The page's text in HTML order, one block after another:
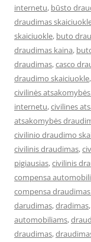
internetu, būsto
draudimas
skaiciuokle, buto
draudimas kaina,
draudimas,casco
draudimo skaiciuokle,
civilinės
internetu,civilines
atsakomybės
civilinio draudimo
civilinis draudimas,
pigiausias,civilinis
compensa
compensa
darudimas,dradimas,
automobiliams,
draudimas,